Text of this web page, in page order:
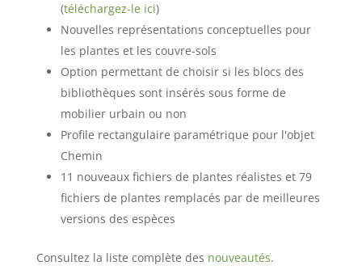
(téléchargez-le ici)
Nouvelles représentations conceptuelles pour
les plantes et les couvre-sols
Option permettant de choisir si les blocs des
bibliothèques sont insérés sous forme de
mobilier urbain ou non
Profile rectangulaire paramétrique pour l'objet
Chemin
11 nouveaux fichiers de plantes réalistes et 79
fichiers de plantes remplacés par de meilleures
versions des espèces
Consultez la liste complète des nouveautés.